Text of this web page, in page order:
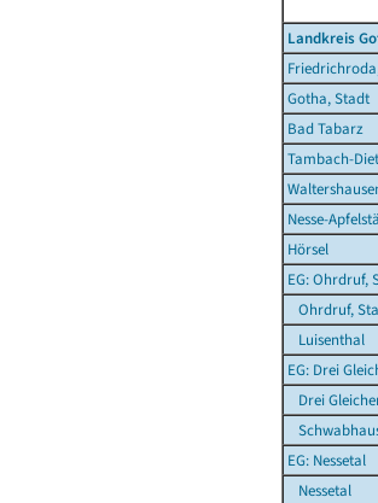
Landkreis
Gotha, Stadt
Bad Tabarz
Tambach-
Nesse-
Hörsel
EG: Ohrdruf,
Ohrdruf,
Luisenthal
EG: Drei
Drei
EG: Nessetal
Nessetal